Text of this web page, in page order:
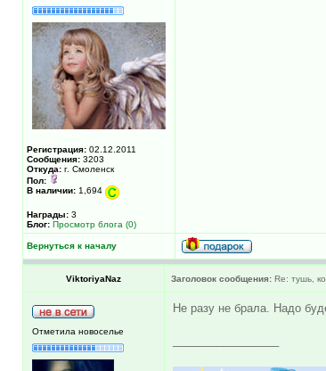
Регистрация: 02.12.2011
Сообщения: 3203
Откуда: г. Смоленск
Пол:
В наличии: 1,694
Награды: 3
Блог: Просмотр блога (0)
Вернуться к началу
ViktoriyaNaz Заголовок сообщения: Re: тушь,
Отметила новоселье
Не разу не брала. Надо